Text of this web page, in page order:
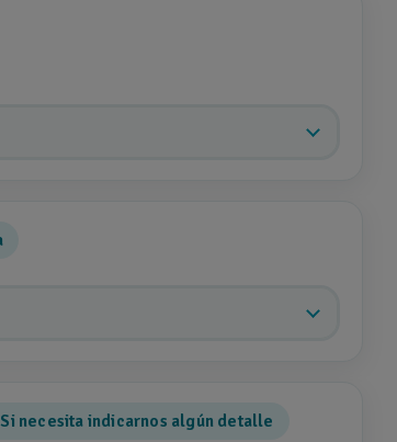
necesita indicarnos algún detalle